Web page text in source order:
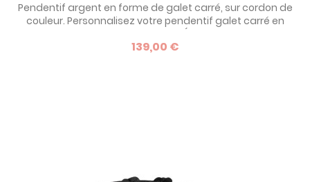
Pendentif argent en forme de galet carré, sur cordon de
couleur. Personnalisez votre pendentif galet carré en
empreinte de main ou empreinte de pied) ou encore un
139,00 €